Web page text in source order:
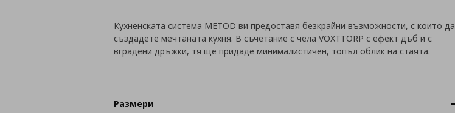
Кухненската система METOD ви предоставя безкрайни възможности, с които да
създадете мечтаната кухня. В съчетание с чела VOXTTORP с ефект дъб и с
вградени дръжки, тя ще придаде минималистичен, топъл облик на стаята.
Размери